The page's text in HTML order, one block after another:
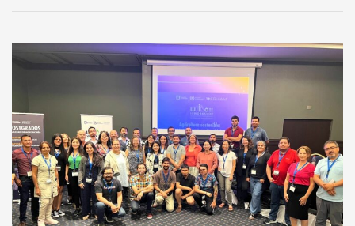
presentadas
en
el
Workshop
de
jóvenes
investigadores
de
Ciencias
Agronómicas